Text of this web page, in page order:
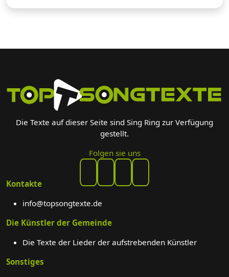
Die Texte auf dieser Seite sind Sing Ring zur Verfügung
gestellt.
Folgen sie uns
Kontakte
info@topsongtexte.de
Die Künstler der Gemeinde
Die Texte der Lieder der aufstrebenden Künstler
Sonstiges